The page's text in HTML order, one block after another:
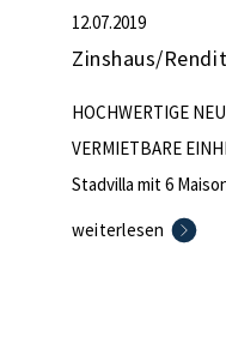
12.07.2019
HOCHWERTIGE
VERMIETBARE
Stadvilla mit 6
Einheit) –
drei EG-
weiterlesen